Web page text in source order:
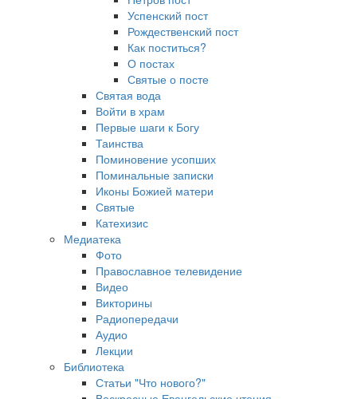
Успенский пост
Рождественский пост
Как поститься?
О постах
Святые о посте
Святая вода
Войти в храм
Первые шаги к Богу
Таинства
Поминовение усопших
Поминальные записки
Иконы Божией матери
Святые
Катехизис
Медиатека
Фото
Православное телевидение
Видео
Викторины
Радиопередачи
Аудио
Лекции
Библиотека
Статьи "Что нового?"